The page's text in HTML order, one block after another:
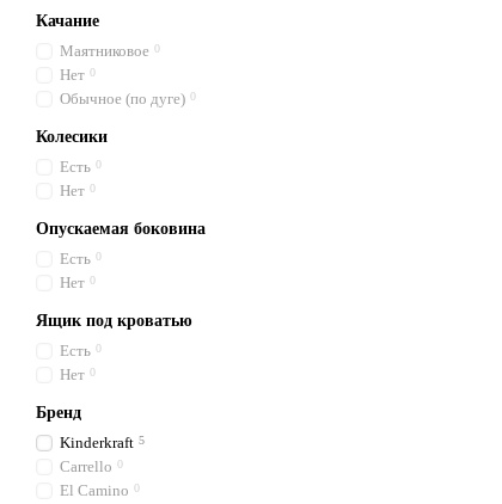
Качание
Маятниковое 0
Нет 0
Обычное (по дуге) 0
Колесики
Есть 0
Нет 0
Опускаемая боковина
Есть 0
Нет 0
Ящик под кроватью
Есть 0
Нет 0
Бренд
Kinderkraft 5
Carrello 0
El Camino 0